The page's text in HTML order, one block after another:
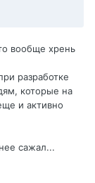
вообще хрень
разработке
которые на
и активно
сажал...